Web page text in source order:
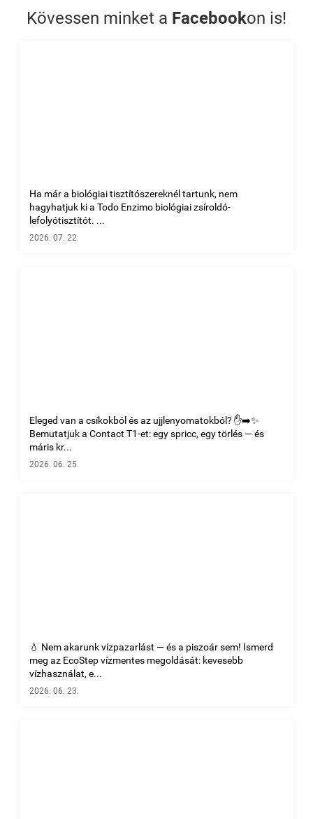
Kövessen minket a Facebookon is!
Ha már a biológiai tisztítószereknél tartunk, nem
hagyhatjuk ki a Todo Enzimo biológiai zsíroldó-
lefolyótisztítót. ...
2026. 07. 22.
Eleged van a csíkokból és az ujjlenyomatokból? ✋➡️✨
Bemutatjuk a Contact T1-et: egy spricc, egy törlés — és
máris kr...
2026. 06. 25.
💧 Nem akarunk vízpazarlást — és a piszoár sem! Ismerd
meg az EcoStep vízmentes megoldását: kevesebb
vízhasználat, e...
2026. 06. 23.